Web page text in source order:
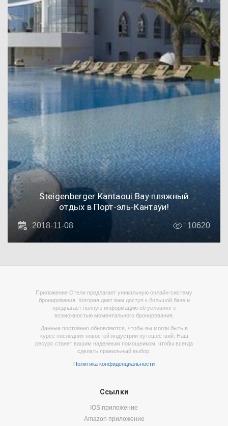
Steigenberger Kantaoui Bay пляжный
отдых в Порт-эль-Кантауи!
2018-11-08 10620
Приложение Отели предлагает уникальную онлайн-систему
бронирования. Которая дает вам доступ к большой базе и
предлагает полную информацию об условиях с
возможностью моментального бронирования.
Данные постоянно обновляются, чтобы вы могли быть в
курсе последних новостей индустрии путешествий. Наш
ресурс станет вашим надежным помощником, чтобы всегда
сделать правильный выбор.
Политика конфиденциальности
Ссылки
IOS приложение
Amazon приложение